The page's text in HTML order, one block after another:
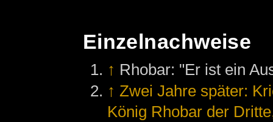
Einzelnachweise
↑ Rhobar: "Er ist ein
↑ Zwei Jahre später:
König Rhobar der